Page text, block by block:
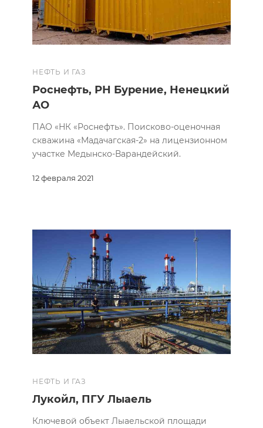
НЕФТЬ И ГАЗ
12 февраля 2021
Роснефть, РН Бурение, Ненецкий
АО
ПАО «НК «Роснефть». Поисково-оценочная
скважина «Мадачагская-2» на лицензионном
участке Медынско-Варандейский.
НЕФТЬ И ГАЗ
Лукойл, ПГУ Лыаель
Ключевой объект Лыаельской площади